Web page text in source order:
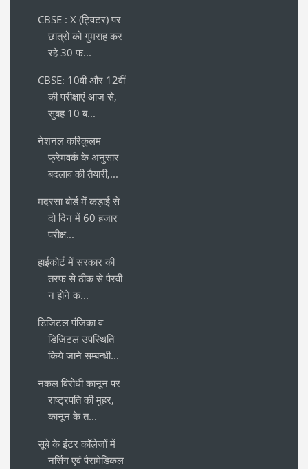
CBSE : X (ट्विटर) पर
छात्रों को गुमराह कर
रहे 30 फ...
CBSE: 10वीं और 12वीं
की परीक्षाएं आज से,
सुबह 10 ब...
नेशनल करिकुलम
फ्रेमवर्क के अनुसार
बदलाव की तैयारी,...
मदरसा बोर्ड में कड़ाई से
दो दिन में 60 हजार
परीक्ष...
हाईकोर्ट में सरकार की
तरफ से ठीक से पैरवी
न होने क...
डिजिटल पंजिका व
डिजिटल उपस्थिति
किये जाने सम्बन्धी...
नकल विरोधी कानून पर
राष्ट्रपति की मुहर,
कानून के त...
सूबे के इंटर कॉलेजों में
नर्सिंग एवं पैरामेडिकल